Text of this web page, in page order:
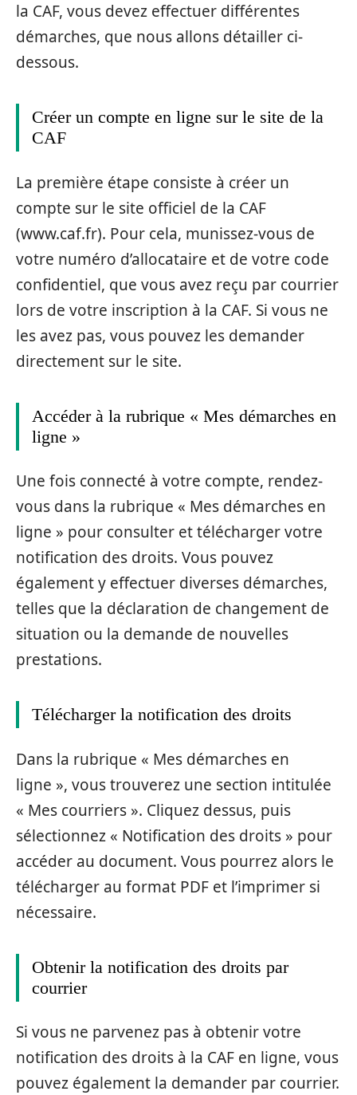
la CAF, vous devez effectuer différentes
démarches, que nous allons détailler ci-
dessous.
Créer un compte en ligne sur le site de la
CAF
La première étape consiste à créer un
compte sur le site officiel de la CAF
(www.caf.fr). Pour cela, munissez-vous de
votre numéro d’allocataire et de votre code
confidentiel, que vous avez reçu par courrier
lors de votre inscription à la CAF. Si vous ne
les avez pas, vous pouvez les demander
directement sur le site.
Accéder à la rubrique « Mes démarches en
ligne »
Une fois connecté à votre compte, rendez-
vous dans la rubrique « Mes démarches en
ligne » pour consulter et télécharger votre
notification des droits. Vous pouvez
également y effectuer diverses démarches,
telles que la déclaration de changement de
situation ou la demande de nouvelles
prestations.
Télécharger la notification des droits
Dans la rubrique « Mes démarches en
ligne », vous trouverez une section intitulée
« Mes courriers ». Cliquez dessus, puis
sélectionnez « Notification des droits » pour
accéder au document. Vous pourrez alors le
télécharger au format PDF et l’imprimer si
nécessaire.
Obtenir la notification des droits par
courrier
Si vous ne parvenez pas à obtenir votre
notification des droits à la CAF en ligne, vous
pouvez également la demander par courrier.